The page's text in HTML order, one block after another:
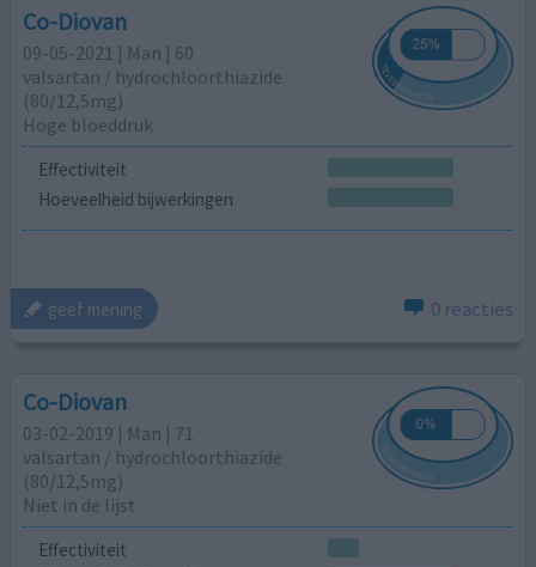
Co-Diovan
09-05-2021 | Man | 60
valsartan / hydrochloorthiazide
(80/12,5mg)
Hoge bloeddruk
Effectiviteit
Hoeveelheid bijwerkingen
geef mening 0 reacties
Co-Diovan
03-02-2019 | Man | 71
valsartan / hydrochloorthiazide
(80/12,5mg)
Niet in de lijst
Effectiviteit